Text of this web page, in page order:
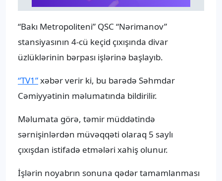
“Bakı Metropoliteni” QSC “Nərimanov”
stansiyasının 4-cü keçid çıxışında divar
üzlüklərinin bərpası işlərinə başlayıb.
“TV1”xəbər verir ki, bu barədə Səhmdar
Cəmiyyətinin məlumatında bildirilir.
Məlumata görə, təmir müddətində
sərnişinlərdən müvəqqəti olaraq 5 saylı
çıxışdan istifadə etmələri xahiş olunur.
İşlərin noyabrın sonuna qədər tamamlanması